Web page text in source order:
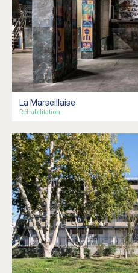
La Marseillaise
Réhabilitation